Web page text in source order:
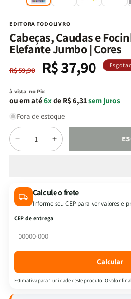
EDITORA TODOLIVRO
Cabeças, Caudas e
Elefante Jumbo | Cores
Preço
normal
R$ 59,90
Preço
promocional
R$ 37,90
à vista no Pix
ou em até6xde R$ 6,31sem juros
Fora de estoque
Quantidade
Diminuir
a
Caudas
e
Focinhos
A
Jumbo
Aumentar
a
Caudas
e
Jumbo
Calcule o frete
Informe seu CEP para ver valores e
CEP de entrega
Calcular
Estimativa para 1 unidade deste produto. O valor